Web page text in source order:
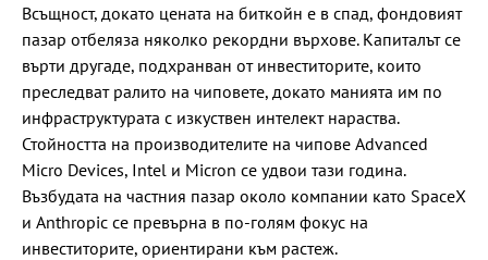
Всъщност, докато цената на биткойн е в спад, фондовият
пазар отбеляза няколко рекордни върхове. Капиталът се
върти другаде, подхранван от инвеститорите, които
преследват ралито на чиповете, докато манията им по
инфраструктурата с изкуствен интелект нараства.
Стойността на производителите на чипове Advanced
Micro Devices, Intel и Micron се удвои тази година.
Възбудата на частния пазар около компании като SpaceX
и Anthropic се превърна в по-голям фокус на
инвеститорите, ориентирани към растеж.